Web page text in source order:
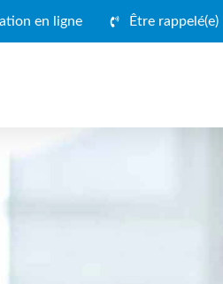
en ligne Être rappelé(e)